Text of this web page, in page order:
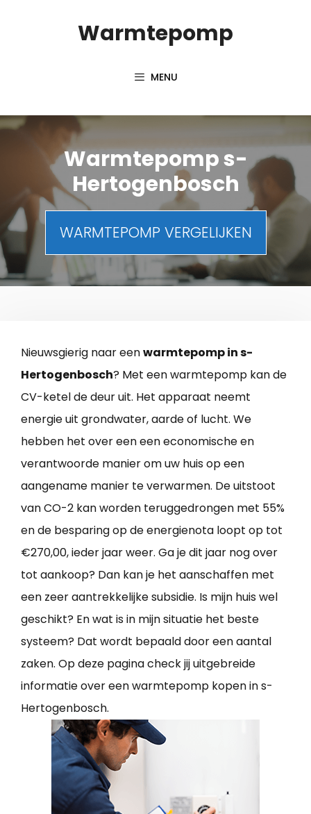
Warmtepomp
MENU
Warmtepomp s-
Hertogenbosch
WARMTEPOMP VERGELIJKEN
Nieuwsgierig naar eenwarmtepomp in s-
Hertogenbosch? Met een warmtepomp kan de
CV-ketel de deur uit. Het apparaat neemt
energie uit grondwater, aarde of lucht. We
hebben het over een een economische en
verantwoorde manier om uw huis op een
aangename manier te verwarmen. De uitstoot
van CO-2 kan worden teruggedrongen met 55%
en de besparing op de energienota loopt op tot
€270,00, ieder jaar weer. Ga je dit jaar nog over
tot aankoop? Dan kan je het aanschaffen met
een zeer aantrekkelijke subsidie. Is mijn huis wel
geschikt? En wat is in mijn situatie het beste
systeem? Dat wordt bepaald door een aantal
zaken. Op deze pagina check jij uitgebreide
informatie over een warmtepomp kopen in s-
Hertogenbosch.